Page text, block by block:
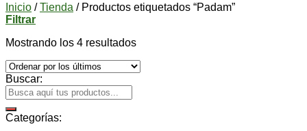
Inicio / Tienda /Productos etiquetados “Padam”
Filtrar
Mostrando los 4 resultados
Buscar:
Categorías: